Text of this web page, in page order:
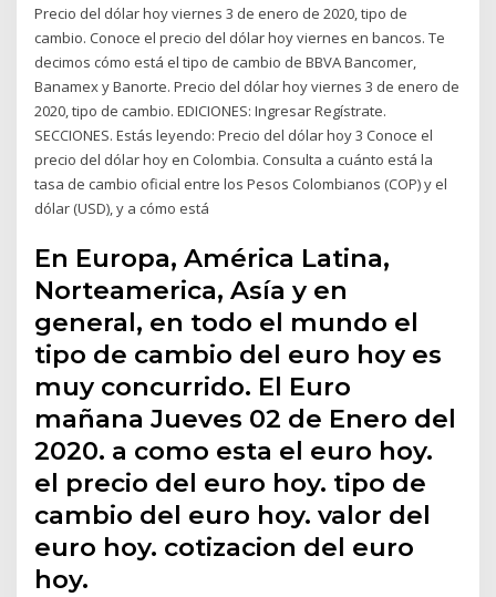
Precio del dólar hoy viernes 3 de enero de 2020, tipo de
cambio. Conoce el precio del dólar hoy viernes en bancos. Te
decimos cómo está el tipo de cambio de BBVA Bancomer,
Banamex y Banorte. Precio del dólar hoy viernes 3 de enero de
2020, tipo de cambio. EDICIONES: Ingresar Regístrate.
SECCIONES. Estás leyendo: Precio del dólar hoy 3 Conoce el
precio del dólar hoy en Colombia. Consulta a cuánto está la
tasa de cambio oficial entre los Pesos Colombianos (COP) y el
dólar (USD), y a cómo está
En Europa, América Latina,
Norteamerica, Asía y en
general, en todo el mundo el
tipo de cambio del euro hoy es
muy concurrido. El Euro
mañana Jueves 02 de Enero del
2020. a como esta el euro hoy.
el precio del euro hoy. tipo de
cambio del euro hoy. valor del
euro hoy. cotizacion del euro
hoy.